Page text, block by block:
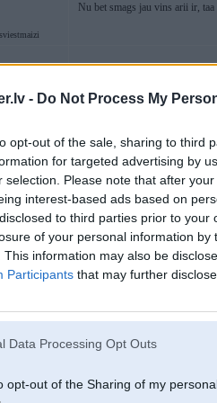
- Do Not Process My
opt-out of the sale, sharing to third
for targeted advertising by
selection. Please note that after
interest-based ads based on
to third parties prior to
of your personal information by
This information may also be
Participants that may further
Data Processing Opt Outs
opt-out of the Sharing of my
Nu bet smags jau vins arii ir,
05. Mar 2004, 09:27